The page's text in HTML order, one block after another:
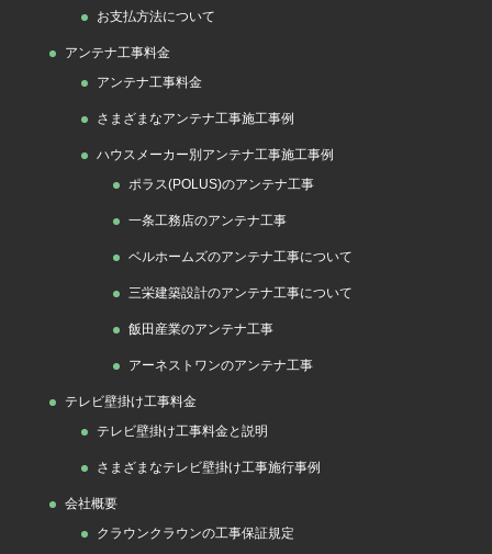
お支払方法について
アンテナ工事料金
アンテナ工事料金
さまざまなアンテナ工事施工事例
ハウスメーカー別アンテナ工事施工事例
ポラス(POLUS)のアンテナ工事
一条工務店のアンテナ工事
ベルホームズのアンテナ工事について
三栄建築設計のアンテナ工事について
飯田産業のアンテナ工事
アーネストワンのアンテナ工事
テレビ壁掛け工事料金
テレビ壁掛け工事料金と説明
さまざまなテレビ壁掛け工事施行事例
会社概要
クラウンクラウンの工事保証規定